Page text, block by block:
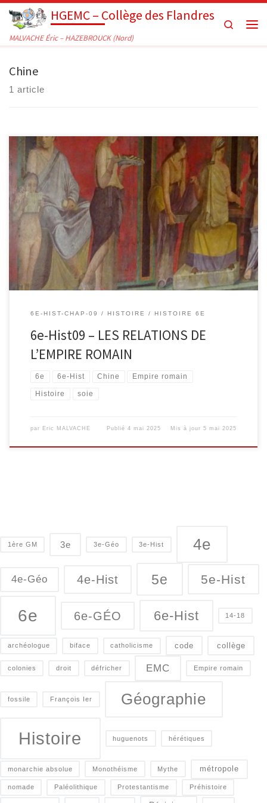
Passer au contenuHGEMC – Collège des Flandres
MALVACHE Éric – HAZEBROUCK (Nord)
Search
Chine
1 article
6E-HIST-CHAP-09 HISTOIRE HISTOIRE 6E
6e-Hist09 – LES RELATIONS DE
L’EMPIRE ROMAIN
6e 6e-Hist Chine Empire romain
Histoire soie
par Eric MALVACHE Publié4 mai 2025 Mis à jour5 mai 2025
1ère GM 3e 3e-Géo 3e-Hist 4e
4e-Géo 4e-Hist 5e 5e-Hist
6e 6e-GÉO 6e-Hist 14-18
archéologue biface catholicisme code collège
colonies droit défricher EMC Empire romain
fossile François Ier Géographie
Histoire huguenots hérétiques
monarchie absolue Monothéisme Mythe métropole
nomade Paléolithique Protestantisme Préhistoire